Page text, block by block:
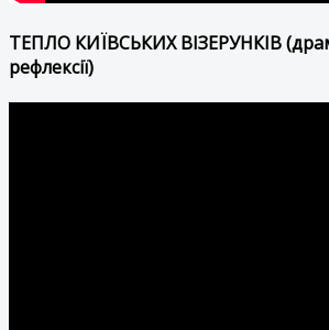
ТЕПЛО КИЇВСЬКИХ ВІЗЕРУНКІВ
рефлексії)